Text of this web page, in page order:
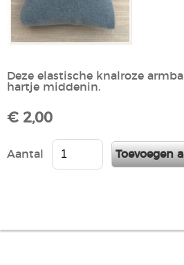
Deze elastische knalroze
hartje middenin.
€ 2,00
Aantal